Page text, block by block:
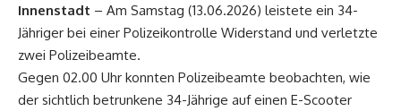
Innenstadt – Am Samstag (13.06.2026) leistete ein 34-
Jähriger bei einer Polizeikontrolle Widerstand und verletzte
zwei Polizeibeamte.
Gegen 02.00 Uhr konnten Polizeibeamte beobachten, wie
der sichtlich betrunkene 34-Jährige auf einen E-Scooter